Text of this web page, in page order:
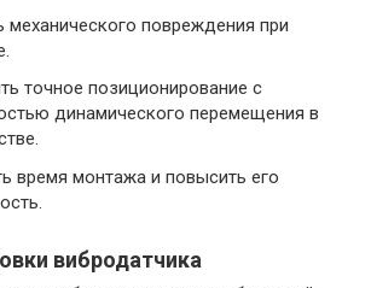
механического повреждения при
точное позиционирование с
динамического перемещения в
время монтажа и повысить его
вибродатчика